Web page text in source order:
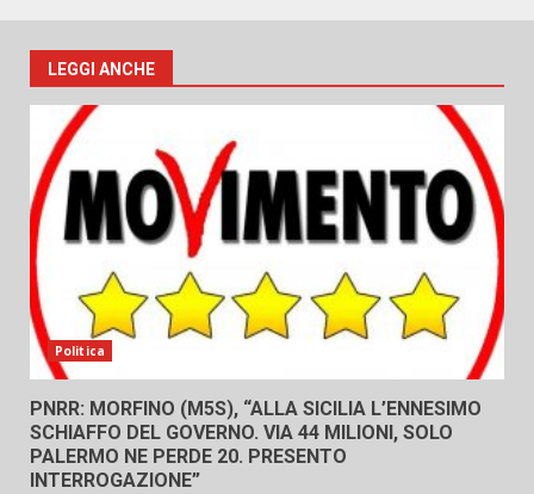
LEGGI ANCHE
Politica
PNRR: MORFINO (M5S), “ALLA SICILIA L’ENNESIMO
SCHIAFFO DEL GOVERNO. VIA 44 MILIONI, SOLO
PALERMO NE PERDE 20. PRESENTO
INTERROGAZIONE”